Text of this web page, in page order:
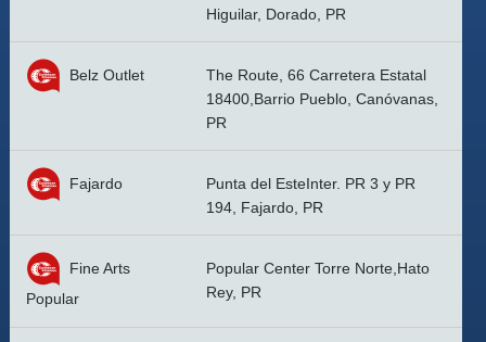
Higuilar, Dorado, PR
Belz Outlet
The Route, 66 Carretera Estatal
18400,Barrio Pueblo, Canóvanas,
PR
Fajardo
Punta del EsteInter. PR 3 y PR
194, Fajardo, PR
Fine Arts
Popular
Popular Center Torre Norte,Hato
Rey, PR